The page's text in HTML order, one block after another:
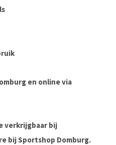
en online via
verkrijgbaar bij
bij Sportshop Domburg.